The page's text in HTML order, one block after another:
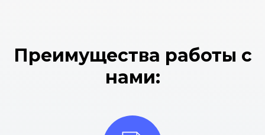
Преимущества работы с
нами: